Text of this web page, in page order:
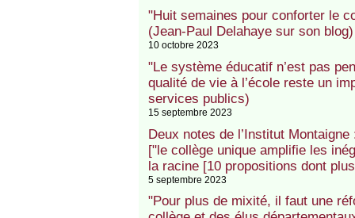
"Huit semaines pour conforter le
(Jean-Paul Delahaye sur son blog)
10 octobre 2023
"Le système éducatif n’est pas
qualité de vie à l’école reste un
services publics)
15 septembre 2023
Deux notes de l’Institut
["le collège unique amplifie les
la racine [10 propositions dont
5 septembre 2023
"Pour plus de mixité, il faut une